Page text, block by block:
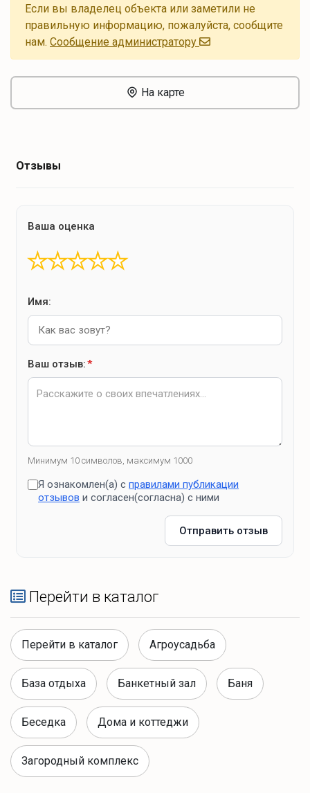
Если вы владелец объекта или заметили не
правильную информацию, пожалуйста, сообщите
нам. Cообщение администратору
На карте
Отзывы
Ваша оценка
★
★
★
★
★
Имя:
Ваш отзыв:*
Минимум 10 символов, максимум 1000
Я ознакомлен(а) с правилами публикации
отзывов и согласен(согласна) с ними
Отправить отзыв
Перейти в каталог
Перейти в каталог Агроусадьба
База отдыха Банкетный зал Баня
Беседка Дома и коттеджи
Загородный комплекс